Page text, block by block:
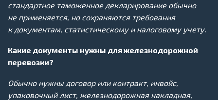
стандартное таможенное декларирование обычно
не применяется, но сохраняются требования
к документам, статистическому и налоговому учету.
Какие документы нужны для железнодорожной
перевозки?
Обычно нужны договор или контракт, инвойс,
упаковочный лист, железнодорожная накладная,